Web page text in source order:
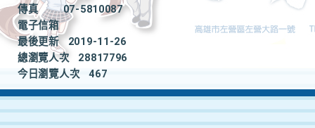
傳真
07-5810087
電子信箱
最後更新
2019-11-26
總瀏覽人次
28817796
今日瀏覽人次
467